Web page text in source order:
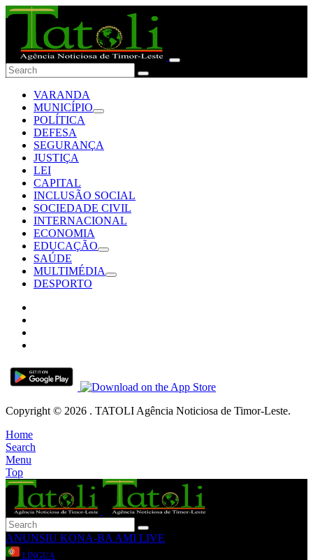
VARANDA
MUNICÍPIO
POLÍTICA
DEFESA
SEGURANÇA
JUSTIÇA
LEI
CAPITAL
INCLUSÃO SOCIAL
SOCIEDADE CIVIL
INTERNACIONAL
ECONOMIA
EDUCAÇÃO
SAÚDE
MULTIMÉDIA
DESPORTO
Copyright © 2026 . TATOLI Agência Noticiosa de Timor-Leste.
Home
Search
Menu
Top
ANUNSIU KONA-BA AMI LIVE
LINGUA